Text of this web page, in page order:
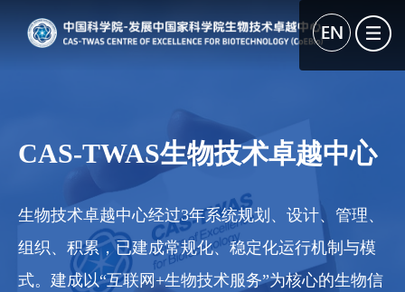
CAS-TWAS生物技术卓越中心
生物技术卓越中心经过3年系统规划、设计、管理、
组织、积累，已建成常规化、稳定化运行机制与模
式。建成以“互联网+生物技术服务”为核心的生物信